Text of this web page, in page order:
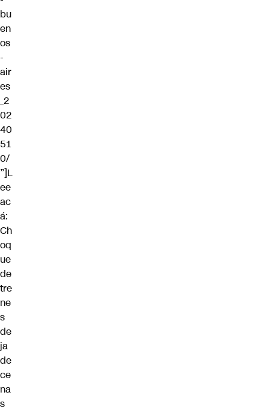
bu
en
os
-
air
es
_2
02
40
51
0/
”]L
ee
ac
á:
Ch
oq
ue
de
tre
ne
s
de
ja
de
ce
na
s